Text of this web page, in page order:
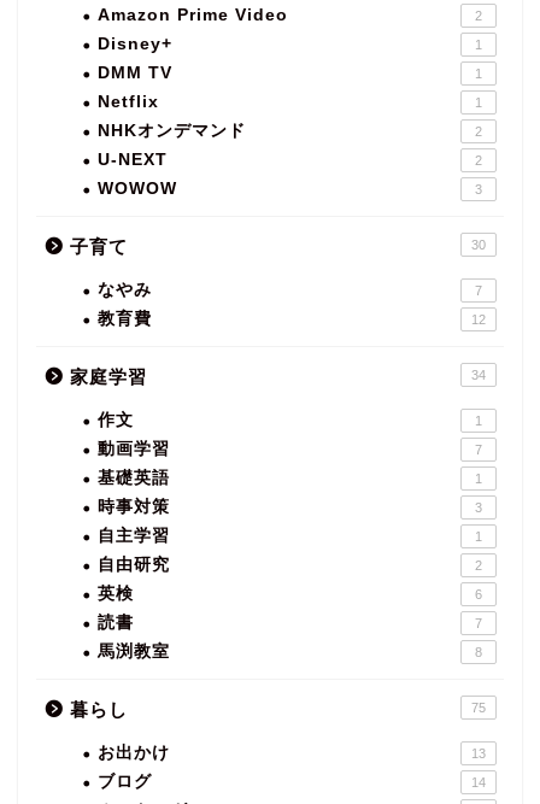
Amazon Prime Video 2
Disney+ 1
DMM TV 1
Netflix 1
NHKオンデマンド 2
U-NEXT 2
WOWOW 3
子育て 30
なやみ 7
教育費 12
家庭学習 34
作文 1
動画学習 7
基礎英語 1
時事対策 3
自主学習 1
自由研究 2
英検 6
読書 7
馬渕教室 8
暮らし 75
お出かけ 13
ブログ 14